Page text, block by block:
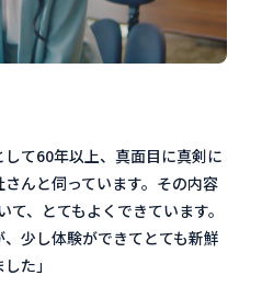
して60年以上、真面目に真剣に
んと伺っています。その内容
、とてもよくできています。
少し体験ができてとても新鮮
た」